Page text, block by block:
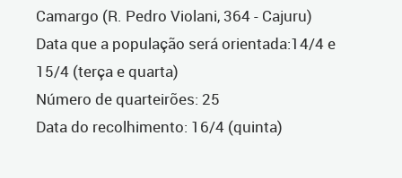
Camargo (R. Pedro Violani, 364 - Cajuru)
Data que a população será orientada:14/4 e
15/4 (terça e quarta)
Número de quarteirões: 25
Data do recolhimento: 16/4 (quinta)